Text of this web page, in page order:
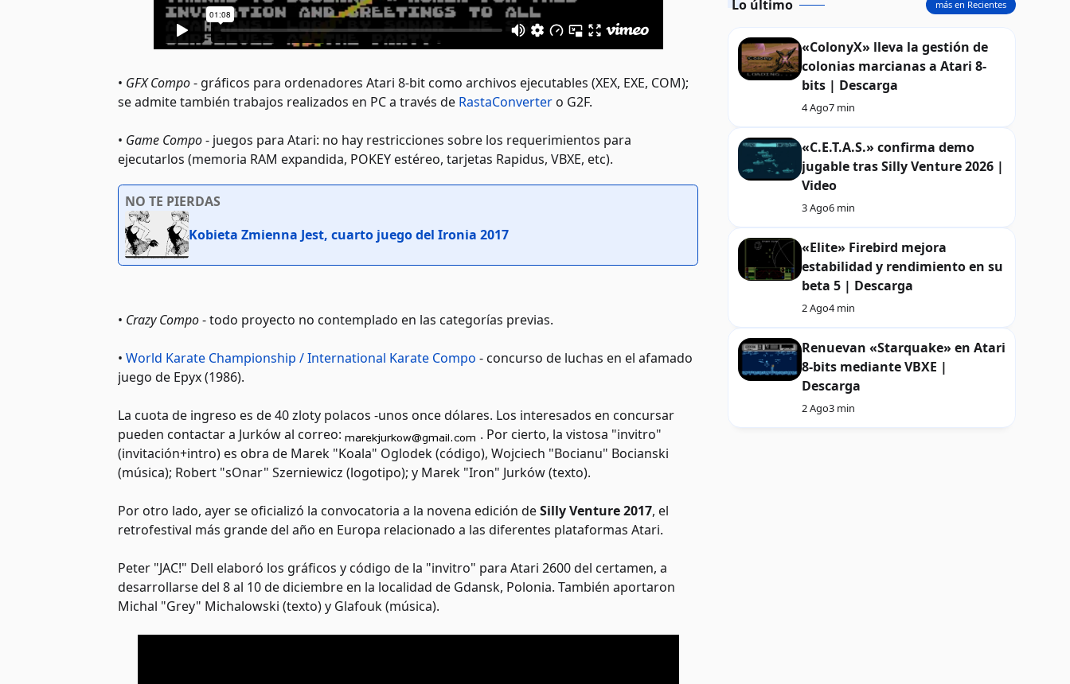
• GFX Compo- gráficos para ordenadores Atari 8-bit como archivos ejecutables (XEX, EXE, COM);
se admite también trabajos realizados en PC a través de RastaConvertero G2F.
• Game Compo- juegos para Atari: no hay restricciones sobre los requerimientos para
ejecutarlos (memoria RAM expandida, POKEY estéreo, tarjetas Rapidus, VBXE, etc).
NO TE PIERDAS
Kobieta Zmienna Jest, cuarto juego del Ironia 2017
• Crazy Compo- todo proyecto no contemplado en las categorías previas.
• World Karate Championship / International Karate Compo - concurso de luchas en el afamado
juego de Epyx (1986).
La cuota de ingreso es de 40 zloty polacos -unos once dólares. Los interesados en concursar
pueden contactar a Jurków al correo:
. Por cierto, la vistosa "invitro"
(invitación+intro) es obra de Marek "Koala" Oglodek (código), Wojciech "Bocianu" Bocianski
(música); Robert "sOnar" Szerniewicz (logotipo); y Marek "Iron" Jurków (texto).
Por otro lado, ayer se oficializó la convocatoria a la novena edición deSilly Venture 2017, el
retrofestival más grande del año en Europa relacionado a las diferentes plataformas Atari.
Peter "JAC!" Dell elaboró los gráficos y código de la "invitro" para Atari 2600 del certamen, a
desarrollarse del 8 al 10 de diciembre en la localidad de Gdansk, Polonia. También aportaron
Michal "Grey" Michalowski (texto) y Glafouk (música).
Lo último
«ColonyX» lleva la gestión de
colonias marcianas a Atari 8-
bits | Descarga
4 Ago7 min
«C.E.T.A.S.» confirma demo
jugable tras Silly Venture 2026 |
Video
3 Ago6 min
«Elite» Firebird mejora
estabilidad y rendimiento en su
beta 5 | Descarga
2 Ago4 min
Renuevan «Starquake» en Atari
8-bits mediante VBXE |
Descarga
2 Ago3 min
más en Recientes